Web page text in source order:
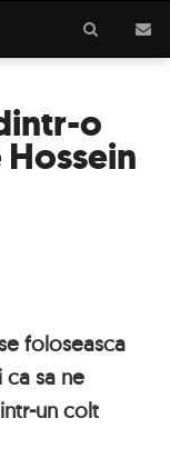
o
foloseasca
sa ne
un colt